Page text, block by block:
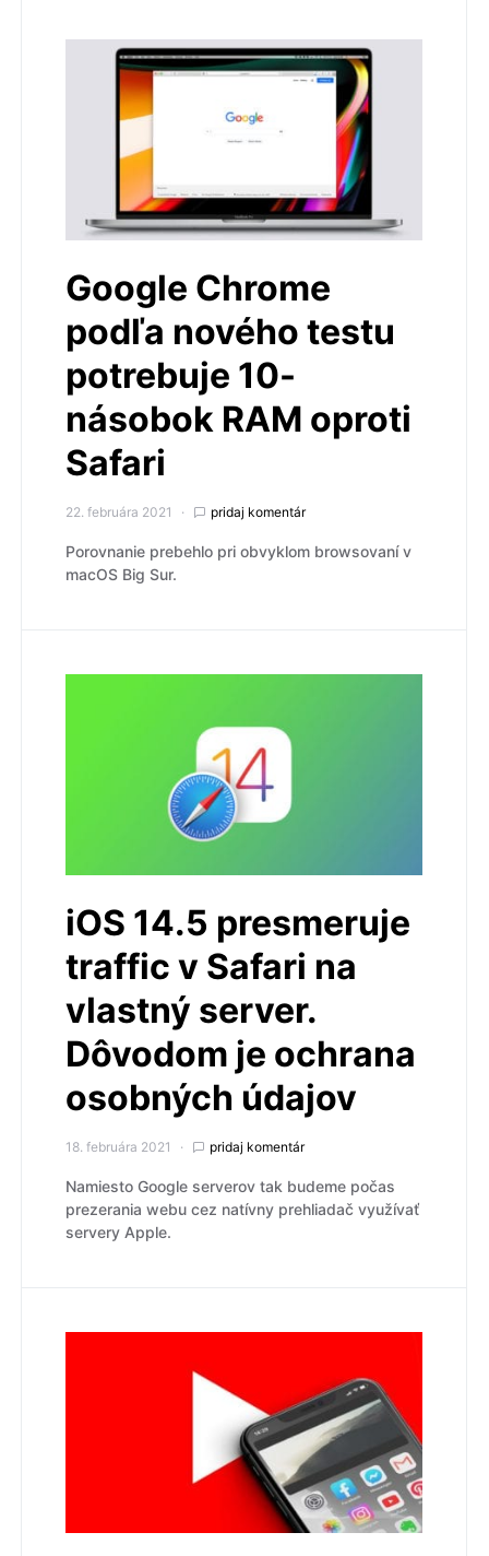
Google Chrome
podľa nového testu
potrebuje 10-
násobok RAM oproti
Safari
22. februára 2021 pridaj komentár
Porovnanie prebehlo pri obvyklom browsovaní v
macOS Big Sur.
iOS 14.5 presmeruje
traffic v Safari na
vlastný server.
Dôvodom je ochrana
osobných údajov
18. februára 2021 pridaj komentár
Namiesto Google serverov tak budeme počas
prezerania webu cez natívny prehliadač využívať
servery Apple.